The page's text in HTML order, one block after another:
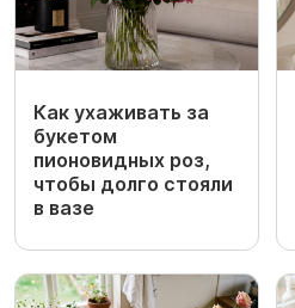
Как ухаживать за
букетом
пионовидных роз,
чтобы долго стояли
в вазе